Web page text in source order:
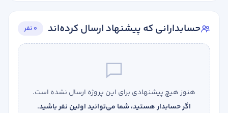
حسابدارانی که پیشنهاد ارسال کرده‌اند 0 نفر
هنوز هیچ پیشنهادی برای این پروژه ارسال نشده است.
اگر حسابدار هستید، شما می‌توانید اولین نفر باشید.